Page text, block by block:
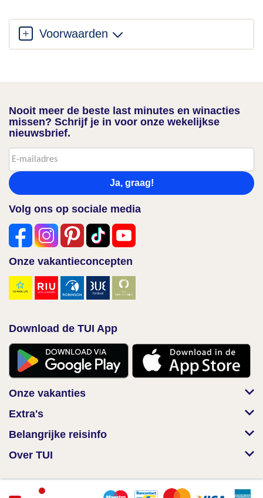
Voorwaarden
Nooit meer de beste last minutes en winacties
missen? Schrijf je in voor onze wekelijkse
nieuwsbrief.
Ja, graag!
Volg ons op sociale media
Onze vakantieconcepten
Download de TUI App
Onze vakanties
Extra's
Belangrijke reisinfo
Over TUI